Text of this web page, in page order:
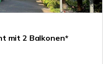
mit 2 Balkonen*